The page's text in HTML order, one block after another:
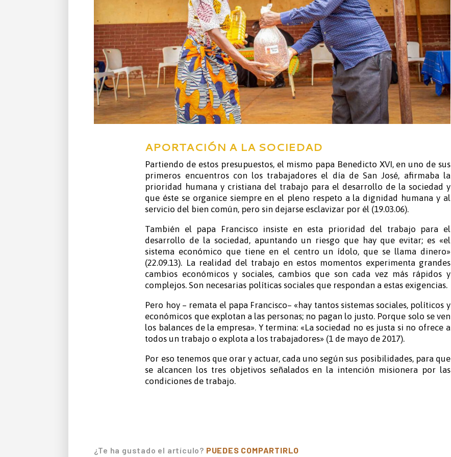
APORTACIÓN A LA SOCIEDAD
Partiendo de estos presupuestos, el mismo papa Benedicto XVI, en uno de sus
primeros encuentros con los trabajadores el día de San José, afirmaba la
prioridad humana y cristiana del trabajo para el desarrollo de la sociedad y
que éste se organice siempre en el pleno respeto a la dignidad humana y al
servicio del bien común, pero sin dejarse esclavizar por él (19.03.06).
También el papa Francisco insiste en esta prioridad del trabajo para el
desarrollo de la sociedad, apuntando un riesgo que hay que evitar; es «el
sistema económico que tiene en el centro un ídolo, que se llama dinero»
(22.09.13). La realidad del trabajo en estos momentos experimenta grandes
cambios económicos y sociales, cambios que son cada vez más rápidos y
complejos. Son necesarias políticas sociales que respondan a estas exigencias.
Pero hoy – remata el papa Francisco– «hay tantos sistemas sociales, políticos y
económicos que explotan a las personas; no pagan lo justo. Porque solo se ven
los balances de la empresa». Y termina: «La sociedad no es justa si no ofrece a
todos un trabajo o explota a los trabajadores» (1 de mayo de 2017).
Por eso tenemos que orar y actuar, cada uno según sus posibilidades, para que
se alcancen los tres objetivos señalados en la intención misionera por las
condiciones de trabajo.
¿Te ha gustado el artículo? PUEDES COMPARTIRLO